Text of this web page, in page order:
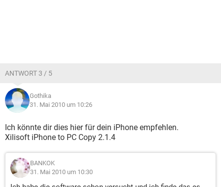
ANTWORT 3 / 5
Gothika
31. Mai 2010 um 10:26
Ich könnte dir dies hier für dein iPhone empfehlen.
Xilisoft iPhone to PC Copy 2.1.4
BANKOK
31. Mai 2010 um 10:30